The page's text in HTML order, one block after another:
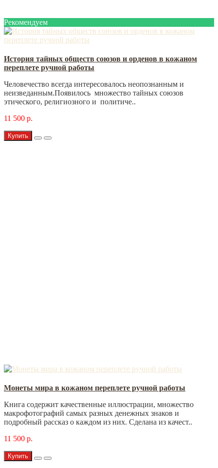
Рекомендуем
История тайных обществ союзов и орденов в кожаном
переплете ручной работы
Человечество всегда интересовалось неопознанным и
неизведанным.Появилось множество тайных союзов
этического, религиозного и политиче..
11 500 р.
Купить
Монеты мира в кожаном переплете ручной работы
Книга содержит качественные иллюстрации, множество
макрофотографий самых разных денежных знаков и
подробный рассказ о каждом из них. Сделана из качест..
11 500 р.
Купить